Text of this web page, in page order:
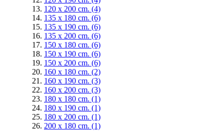
120 x 200 cm. (4)
135 x 180 cm. (6)
135 x 190 cm. (6)
135 x 200 cm. (6)
150 x 180 cm. (6)
150 x 190 cm. (6)
150 x 200 cm. (6)
160 x 180 cm. (2)
160 x 190 cm. (3)
160 x 200 cm. (3)
180 x 180 cm. (1)
180 x 190 cm. (1)
180 x 200 cm. (1)
200 x 180 cm. (1)